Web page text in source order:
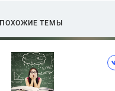
ПОХОЖИЕ ТЕМЫ